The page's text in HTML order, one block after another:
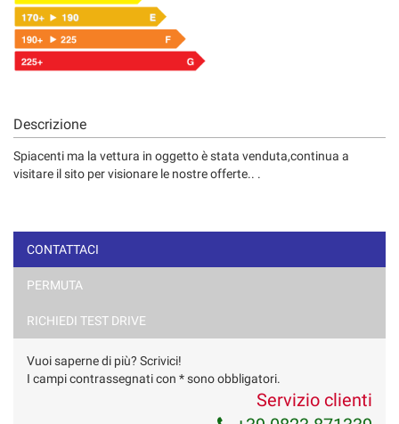
Descrizione
Spiacenti ma la vettura in oggetto è stata venduta,continua a
visitare il sito per visionare le nostre offerte.. .
CONTATTACI
PERMUTA
RICHIEDI TEST DRIVE
Vuoi saperne di più? Scrivici!
I campi contrassegnati con * sono obbligatori.
Servizio clienti